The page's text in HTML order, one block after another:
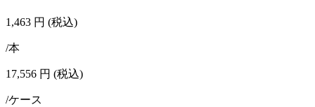
1,463 円 (税込)
/本
17,556 円 (税込)
/ケース